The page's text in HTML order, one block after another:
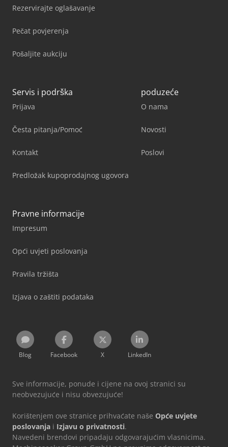
Rezervirajte oglašavanje
Pečat povjerenja
Pošaljite aukciju
Servis i podrška
Prijava
Česta pitanja/Pomoć
Kontakt
Predložak kupoprodajnog ugovora
poduzeće
O nama
Novosti
Poslovi
Pravne informacije
Impresum
Opći uvjeti poslovanja
Pravila tržišta
Izjava o zaštiti podataka
Blog Facebook X LinkedIn
Sve informacije, ponude i cijene na ovoj stranici su
neobvezujuće i nisu obvezujuće!
Korištenjem ove stranice prihvaćate naše Opće uvjete
poslovanja i Izjavu o privatnosti.
Navedeni brendovi pripadaju odgovarajućim vlasnicima.